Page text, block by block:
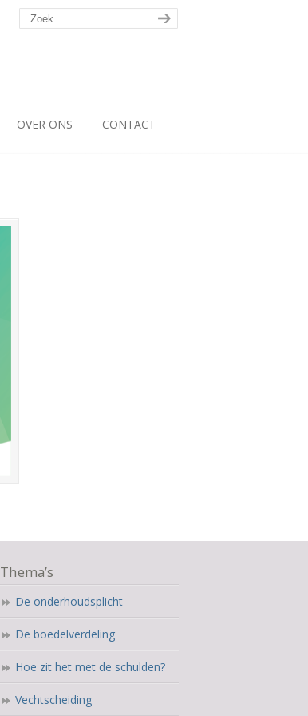
OVER ONS CONTACT
Thema’s
De onderhoudsplicht
De boedelverdeling
Hoe zit het met de schulden?
Vechtscheiding